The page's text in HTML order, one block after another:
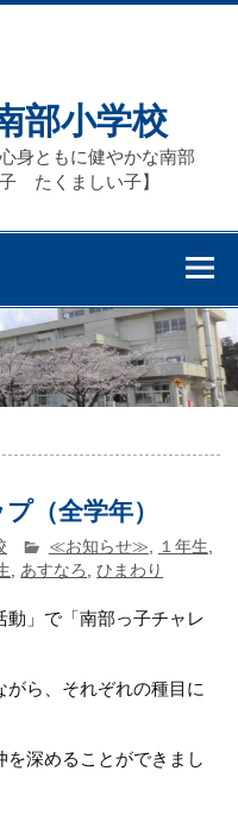
部小学校
ともに健やかな南部
たくましい子】
（全学年）
≪お知らせ≫ １年生
, あすなろ ,ひまわり
動」で「南部っ子チャレ
ら、それぞれの種目に
を深めることができまし